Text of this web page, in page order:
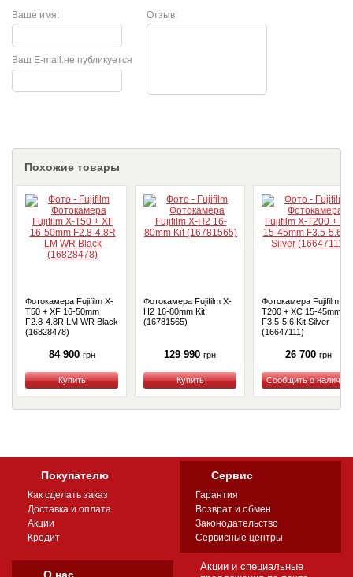
Ваше имя: Отзыв:
не публикуется
Ваш E-mail:
Похожие товары
Фотокамера Fujifilm X-
T50 + XF 16-50mm
F2.8-4.8R LM WR Black
(16828478)
84 900 грн
Купить
Фотокамера Fujifilm X-
H2 16-80mm Kit
(16781565)
129 990 грн
Купить
Фотокамера Fujifilm X-
T200 + XC 15-45mm
F3.5-5.6 Kit Silver
(16647111)
26 700 грн
Купить
Покупателю
Как сделать заказ
Доставка и оплата
Акции
Кредит
Сервис
Гарантия
Возврат и обмен
Законодательство
Сервисные центры
Акции и специальные